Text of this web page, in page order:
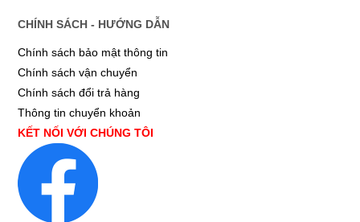
CHÍNH SÁCH - HƯỚNG DẪN
Chính sách bảo mật thông tin
Chính sách vận chuyển
Chính sách đổi trả hàng
Thông tin chuyển khoản
KẾT NỐI VỚI CHÚNG TÔI